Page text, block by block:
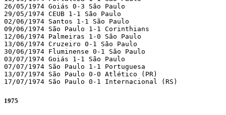
26/05/1974 Goiás 0-3 São Paulo
29/05/1974 CEUB 1-1 São Paulo
02/06/1974 Santos 1-1 São Paulo
09/06/1974 São Paulo 1-1 Corinthians
12/06/1974 Palmeiras 1-0 São Paulo
13/06/1974 Cruzeiro 0-1 São Paulo
30/06/1974 Fluminense 0-1 São Paulo
03/07/1974 Goiás 1-1 São Paulo
07/07/1974 São Paulo 1-1 Portuguesa
13/07/1974 São Paulo 0-0 Atlético (PR)
17/07/1974 São Paulo 0-1 Internacional (RS)
1975